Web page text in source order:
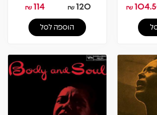
₪
120
₪
114
₪
הוספה לסל